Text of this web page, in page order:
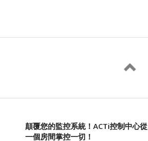
顛覆您的監控系統！ACTi控制中心從
一個房間掌控一切！